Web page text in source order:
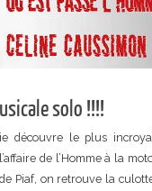
solo !!!!
découvre le plus
de l’Homme à la
Piaf, on retrouve la